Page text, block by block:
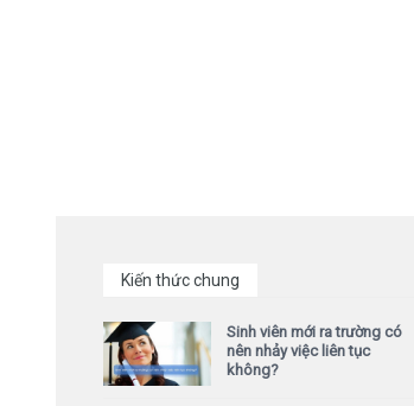
Kiến thức chung
Sinh viên mới ra trường có
nên nhảy việc liên tục
không?